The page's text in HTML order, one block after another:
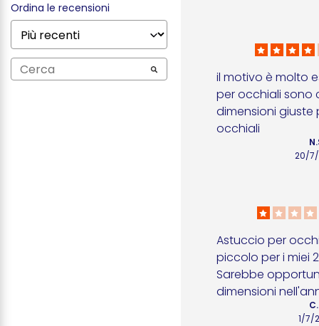
Ordina le recensioni
il motivo è molto
per occhiali sono
dimensioni giuste
occhiali
20/
Astuccio per
piccolo per i miei
Sarebbe
dimensioni
1/7/